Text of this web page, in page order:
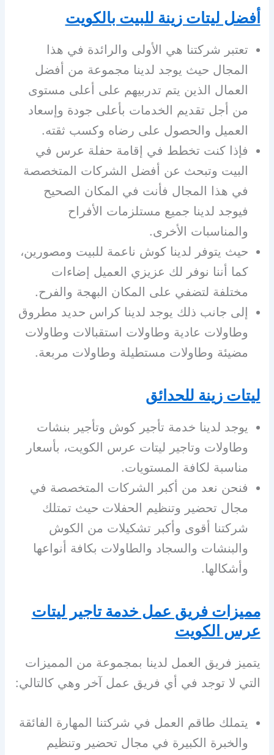
أفضل ليتات زينة للبيت بالكويت
تعتبر شركتنا هي الأولى والرائدة في هذا
المجال حيث يوجد لدينا مجموعة من أفضل
العمال الذين يتم تدربيهم على أعلى مستوى
من أجل تقديم الخدمات بأعلى جودة وإسعاد
العميل والحصول على رضاه وكسب ثقته.
فإذا كنت تخطط في إقامة حفلة عرس في
البيت وتبحث عن أفضل الشركات المتخصصة
في هذا المجال فأنت في المكان الصحيح
فيوجد لدينا جميع مستلزمات الأفراح
والمناسبات الأخرى.
حيث يتوفر لدينا كوش ناعمة للبيت ومصورين،
كما أننا نوفر لك عزيزي العميل إضاءات
مختلفة لتضفي على المكان البهجة والفرح.
إلى جانب ذلك يوجد لدينا كراس حديد مطروق
وطاولات عادية وطاولات استقبالات وطاولات
مضيئة وطاولات مستطيلة وطاولات مربعة.
ليتات زينة للحدائق
يوجد لدينا خدمة تأجير كوش وتأجير بنشات
وطاولات وتاجير ليتات عرس الكويت، بأسعار
مناسبة لكافة المستويات.
فنحن نعد من أكبر الشركات المتخصصة في
مجال تحضير وتنظيم الحفلات حيث تمتلك
شركتنا أقوى وأكبر تشكيلات من الكوش
والبنشات والسجاد والطاولات بكافة أنواعها
وأشكالها.
مميزات فريق عمل خدمة تاجير ليتات
عرس الكويت
يتميز فريق العمل لدينا بمجموعة من المميزات
التي لا توجد في أي فريق عمل آخر وهي كالتالي:
يتملك طاقم العمل في شركتنا المهارة الفائقة
والخبرة الكبيرة في مجال تحضير وتنظيم